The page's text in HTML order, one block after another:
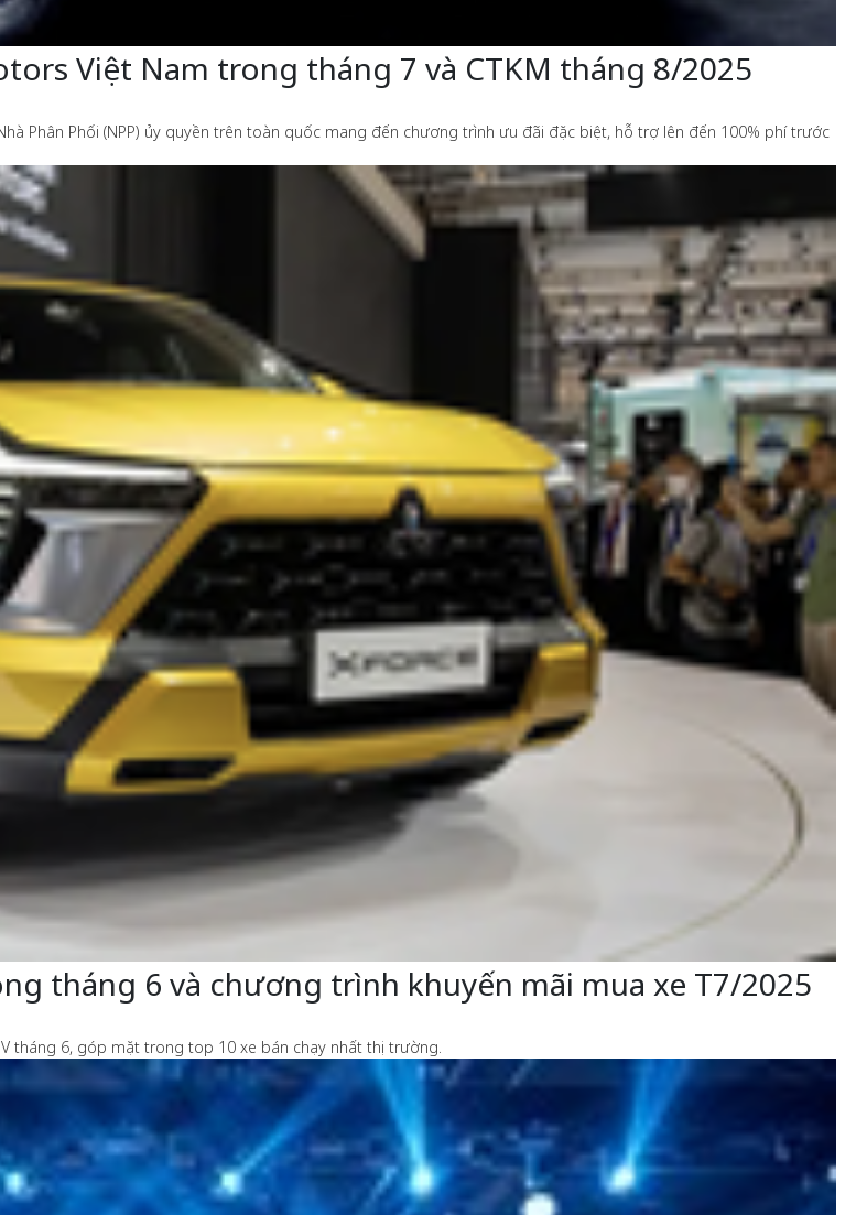
Việt Nam trong tháng 7 và CTKM tháng 8/2025
Phân Phối (NPP) ủy quyền trên toàn quốc mang đến chương trình ưu đãi đặc biệt, hỗ trợ lên đến 100% phí trước
tháng 6 và chương trình khuyến mãi mua xe T7/2025
tháng 6, góp mặt trong top 10 xe bán chạy nhất thị trường.